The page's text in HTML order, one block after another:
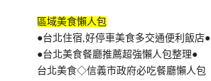
區域美食懶人包
●台北住宿,好停車美食多交通便利飯店●
●台北美食餐廳推薦超強懶人包整理●
台北美食◇信義市政府必吃餐廳懶人包